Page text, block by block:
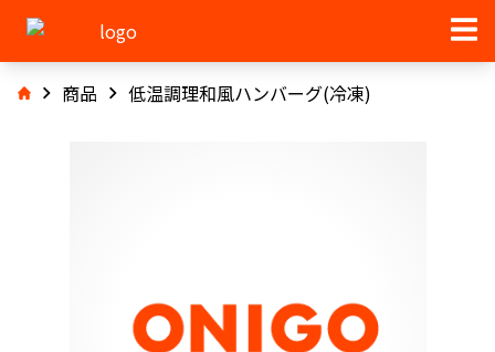
商品 低温調理和風ハンバーグ(冷凍)